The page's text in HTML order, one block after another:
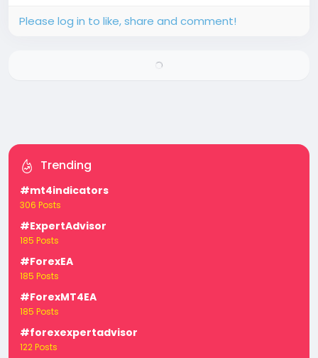
Please log in to like, share and comment!
Trending
#mt4indicators
306 Posts
#ExpertAdvisor
185 Posts
#ForexEA
185 Posts
#ForexMT4EA
185 Posts
#forexexpertadvisor
122 Posts